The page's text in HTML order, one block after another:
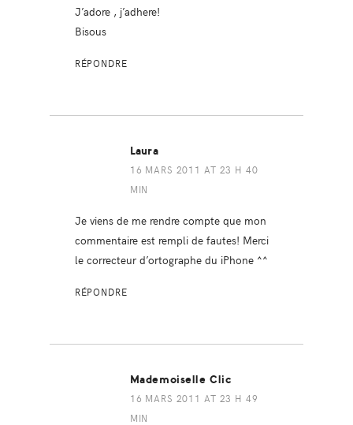
J’adore , j’adhere!
Bisous
RÉPONDRE
Laura
16 MARS 2011 AT 23 H 40
MIN
Je viens de me rendre compte que mon
commentaire est rempli de fautes! Merci
le correcteur d’ortographe du iPhone ^^
RÉPONDRE
Mademoiselle Clic
16 MARS 2011 AT 23 H 49
MIN